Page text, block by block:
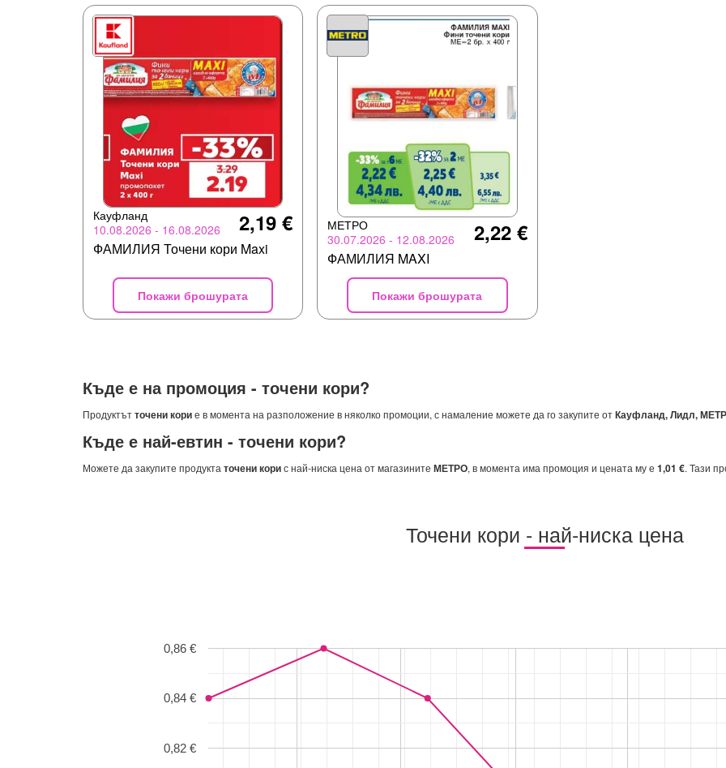
Кауфланд
10.08.2026 - 16.08.2026
2,19 €
ФАМИЛИЯ Точени кори Maxi
Покажи брошурата
МЕТРО
30.07.2026 - 12.08.2026
2,22 €
ФАМИЛИЯ MAXI
Покажи брошурата
Къде е на промоция - точени кори?
Продуктътточени корие в момента на разположение в няколко промоции, с намаление можете да го закупите отКауфланд, Лидл,
Къде е най-евтин - точени кори?
Можете да закупите продукта точени корис най-ниска цена от магазините МЕТРО, в момента има промоция и цената му е 1,01 €. Тази
Точени кори - най-ниска цена
0,82 €
0,84 €
0,86 €